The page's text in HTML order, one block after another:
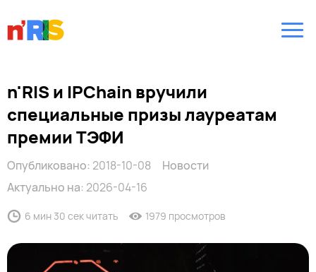
n'RIS и IPChain вручили
специальные призы лауреатам
премии ТЭФИ
Опубликовано: 2018-10-08
Актуально на: 2026-04-16
Новости
6 мин 30 сек читать 1979 просмотров